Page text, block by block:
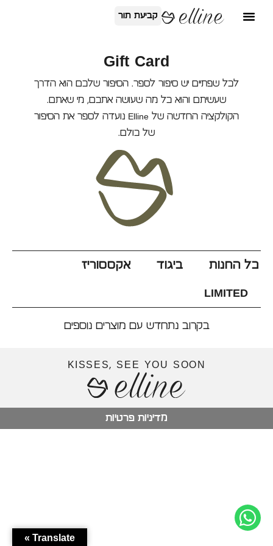
קביעת תור
Gift Card
לכל שפתיים יש סיפור לספר. הסיפור שלכם הוא הדרך
שעשיתם והוא כל מה שעושה אתכם, מי שאתם.
הקולקציה החדשה של Elline נועדה לספר את הסיפור
של כולם.
כל החנות ביגוד אקססוריז
LIMITED
בקרוב נתחדש עם מוצרים נוספים
KISSES, SEE YOU SOON
מדיניות פרטיות
Translate »